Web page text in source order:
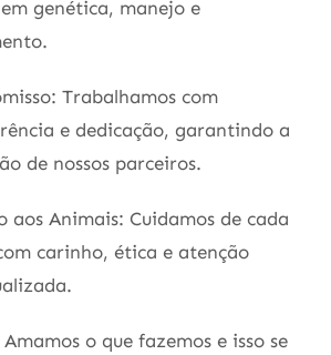
genética, manejo e
Trabalhamos com
e dedicação, garantindo a
de nossos parceiros.
aos Animais: Cuidamos de cada
carinho, ética e atenção
o que fazemos e isso se